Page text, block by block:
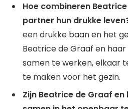
Hoe combineren
partner hun drukke
een drukke baan en het
Beatrice de Graaf en
samen te werken, elkaar
te maken voor het gezin.
Zijn Beatrice de Graaf